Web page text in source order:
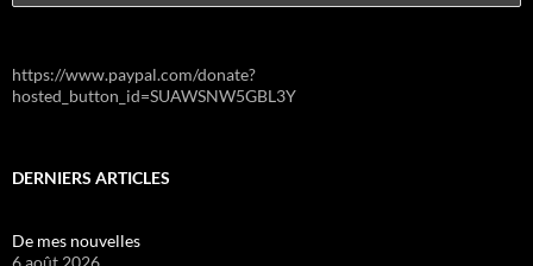
https://www.paypal.com/donate?
hosted_button_id=SUAWSNW5GBL3Y
DERNIERS ARTICLES
De mes nouvelles